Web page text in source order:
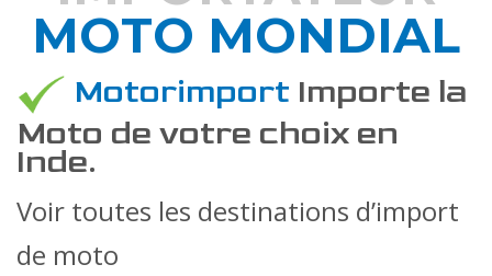
DÉCOUVREZ COMMENT
MOTO MONDIAL
Motorimport Importe la
Moto de votre choix en
Inde.
Voir toutes les destinations d’import
de moto